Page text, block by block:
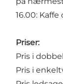
16.00:
Priser:
Pris i
Pris i